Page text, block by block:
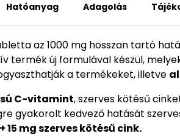
Hatóanyag Adagolás
az 1000 mg hosszan tartó
termék új formulával készül,
a termékeket, illetve
C-vitamint, szerves kötésű
gyakorolt kedvező hatását
15 mg szerves kötésű cink.